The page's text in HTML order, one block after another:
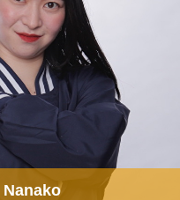
Nanako